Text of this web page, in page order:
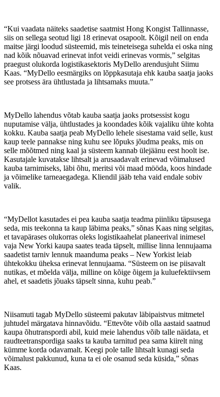
“Kui vaadata näiteks saadetise saatmist Hong Kongist Tallinnasse,
siis on sellega seotud ligi 18 erinevat osapoolt. Kõigil neil on enda
maitse järgi loodud süsteemid, mis teineteisega suhelda ei oska ning
nad kõik nõuavad erinevat infot veidi erinevas vormis,” selgitas
praegust olukorda logistikasektoris MyDello arendusjuht Siimu
Kaas. “MyDello eesmärgiks on lõppkasutaja ehk kauba saatja jaoks
see protsess ära ühtlustada ja lihtsamaks muuta.”
MyDello lahendus võtab kauba saatja jaoks protsessist kogu
nuputamise välja, ühtlustades ja koondades kõik vajaliku ühte kohta
kokku. Kauba saatja peab MyDello lehele sisestama vaid selle, kust
kaup teele pannakse ning kuhu see lõpuks jõudma peaks, mis on
selle mõõtmed ning kaal ja süsteem kannab ülejäänu eest hoolt ise.
Kasutajale kuvatakse lihtsalt ja arusaadavalt erinevad võimalused
kauba tarnimiseks, läbi õhu, meritsi või maad mööda, koos hindade
ja võimelike tarneaegadega. Kliendil jääb teha vaid endale sobiv
valik.
“MyDellot kasutades ei pea kauba saatja teadma piinliku täpsusega
seda, mis teekonna ta kaup läbima peaks,” sõnas Kaas ning selgitas,
et tavapärases olukorras oleks logistikaahelat planeerival inimesel
vaja New Yorki kaupa saates teada täpselt, millise linna lennujaama
saadetist tarniv lennuk maanduma peaks – New Yorkist leiab
ühtekokku üheksa erinevat lennujaama. “Süsteem on ise piisavalt
nutikas, et mõelda välja, milline on kõige õigem ja kuluefektiivsem
ahel, et saadetis jõuaks täpselt sinna, kuhu peab.”
Niisamuti tagab MyDello süsteemi pakutav läbipaistvus mitmetel
juhtudel märgatava hinnavõidu. “Ettevõte võib olla aastaid saatnud
kaupa õhutranspordi abil, kuid meie lahendus võib talle näidata, et
raudteetranspordiga saaks ta kauba tarnitud pea sama kiirelt ning
kümme korda odavamalt. Keegi pole talle lihtsalt kunagi seda
võimalust pakkunud, kuna ta ei ole osanud seda küsida,” sõnas
Kaas.